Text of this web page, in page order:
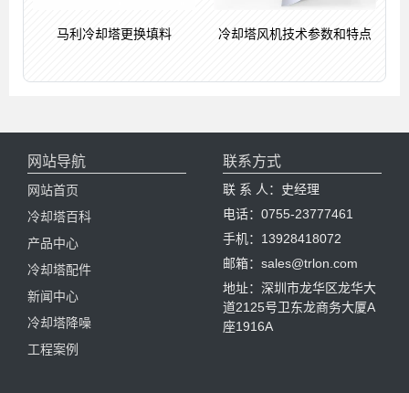
马利冷却塔更换填料 冷却塔风机技术参数和特点
网站导航
网站首页
冷却塔百科
产品中心
冷却塔配件
新闻中心
冷却塔降噪
工程案例
联系方式
联 系 人：史经理
电话：0755-23777461
手机：13928418072
邮箱：sales@trlon.com
地址：深圳市龙华区龙华大
道2125号卫东龙商务大厦A
座1916A